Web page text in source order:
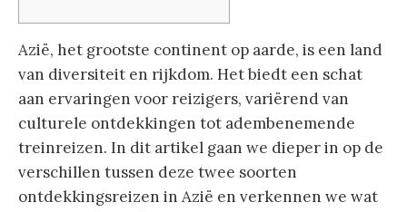
Azië, het grootste continent op aarde, is een land
van diversiteit en rijkdom. Het biedt een schat
aan ervaringen voor reizigers, variërend van
culturele ontdekkingen tot adembenemende
treinreizen. In dit artikel gaan we dieper in op de
verschillen tussen deze twee soorten
ontdekkingsreizen in Azië en verkennen we wat